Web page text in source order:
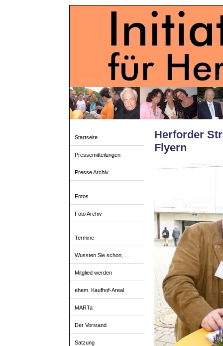
Startseite
Pressemitteilungen
Presse Archiv
Fotos
Foto Archiv
Termine
Wussten Sie schon, …
Mitglied werden
ehem. Kaufhof-Areal
MARTa
Der Vorstand
Satzung
Herforder
Flyern